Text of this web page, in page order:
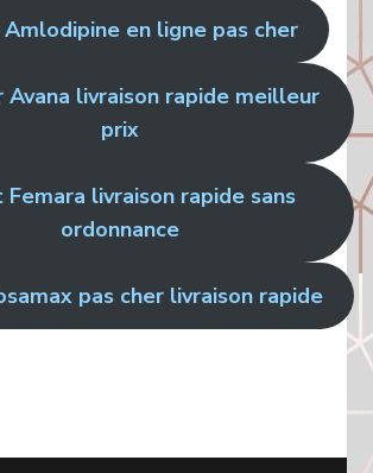
en ligne pas cher
livraison rapide meilleur
prix
Femara livraison rapide sans
ordonnance
pas cher livraison rapide